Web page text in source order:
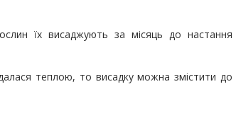
їх висаджують за місяць до настання
теплою, то висадку можна змістити до